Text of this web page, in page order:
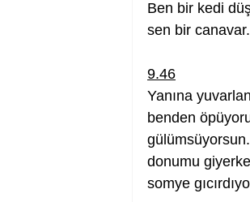
Ben bir kedi
sen bir
9.46
Yanına
benden
gülümsüyorsun.
donumu
somye